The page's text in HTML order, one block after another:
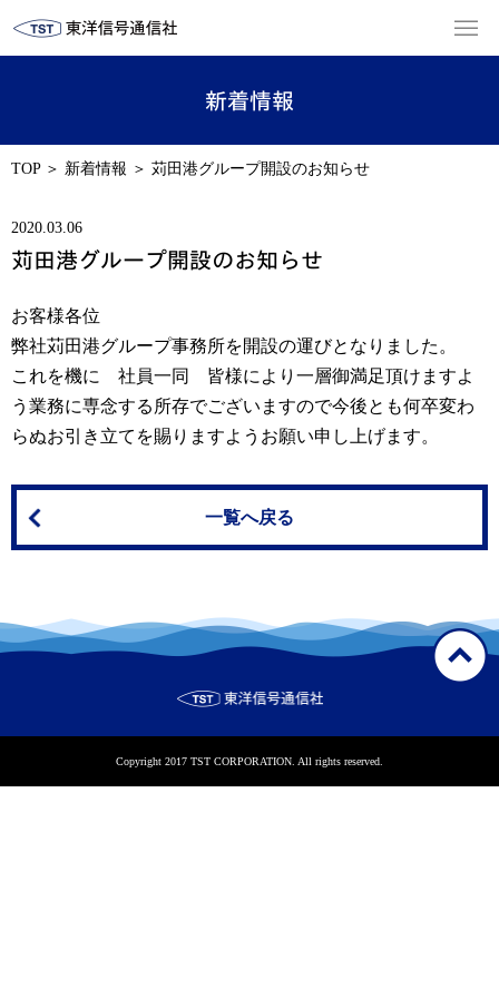
新着情報
TOP＞ 新着情報 ＞ 苅田港グループ開設のお知らせ
2020.03.06
苅田港グループ開設のお知らせ
お客様各位
弊社苅田港グループ事務所を開設の運びとなりました。
これを機に 社員一同 皆様により一層御満足頂けますよ
う業務に専念する所存でございますので今後とも何卒変わ
らぬお引き立てを賜りますようお願い申し上げます。
一覧へ戻る
Copyright 2017 TST CORPORATION. All rights reserved.